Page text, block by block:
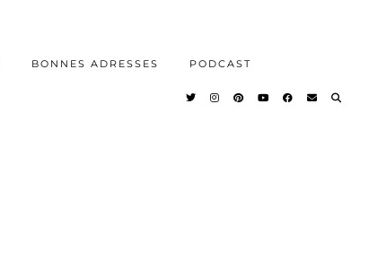
BONNES ADRESSES PODCAST